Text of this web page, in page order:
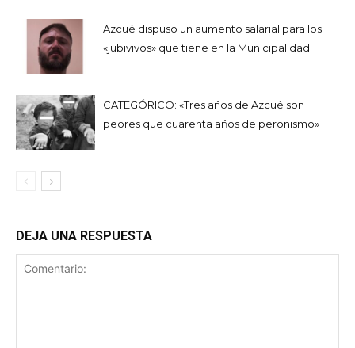
Azcué dispuso un aumento salarial para los
«jubivivos» que tiene en la Municipalidad
CATEGÓRICO: «Tres años de Azcué son
peores que cuarenta años de peronismo»
DEJA UNA RESPUESTA